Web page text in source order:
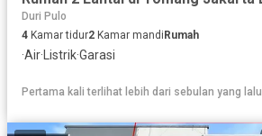
Duri Pulo
4 Kamar tidur2 Kamar mandi Rumah
·Air· Listrik·Garasi
Pertama kali terlihat lebih dari sebulan yang lalu